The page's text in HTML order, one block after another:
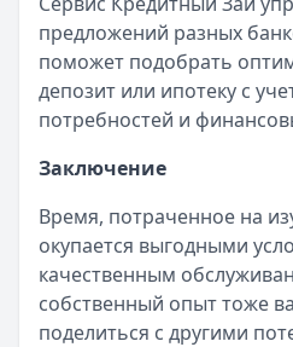
предложений разных
поможет подобрать
депозит или ипотеку с
потребностей и
Заключение
Время, потраченное на
окупается выгодными
качественным
собственный опыт тоже
поделиться с другими